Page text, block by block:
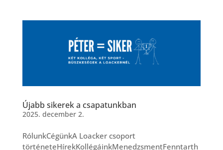
Újabb sikerek a csapatunkban
2025. december 2.
RólunkCégünkA Loacker csoport
történeteHírekKollégáinkMenedzsmentFenntarth